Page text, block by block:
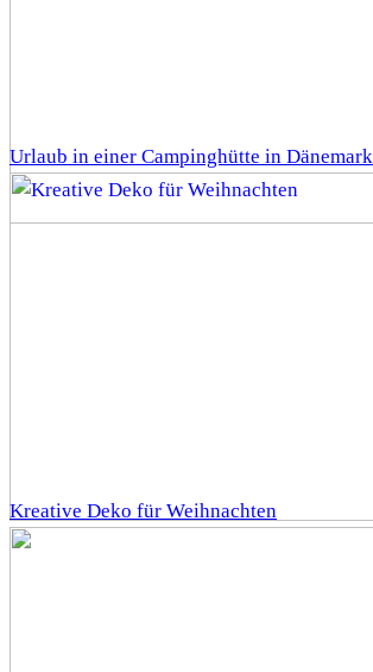
Urlaub in einer Campinghütte in Dänemark
Kreative Deko für Weihnachten